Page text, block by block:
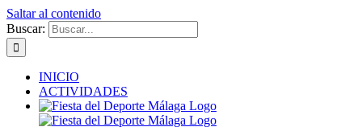
Saltar al contenido
Buscar:
INICIO
ACTIVIDADES